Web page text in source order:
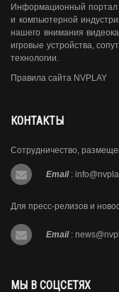
Информационный портал
и компьютерной
нашего внимания
игровые устройства,
технологии.
Правила сайта NVPLAY
КОНТАКТЫ
Сотрудничество,
Email :
Для пресс-релизов и
Email :
МЫ В СОЦСЕТЯХ